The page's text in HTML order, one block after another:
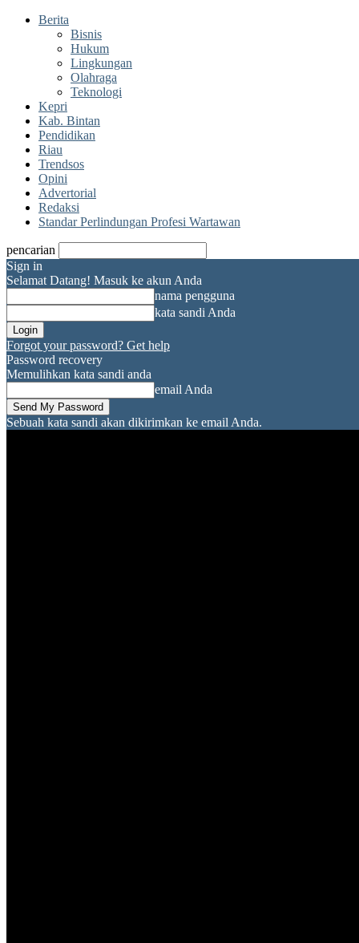
Berita
Bisnis
Hukum
Lingkungan
Olahraga
Teknologi
Kepri
Kab. Bintan
Pendidikan
Riau
Trendsos
Opini
Advertorial
Redaksi
Standar Perlindungan Profesi Wartawan
pencarian
Sign in
Selamat Datang! Masuk ke akun Anda
nama pengguna
kata sandi Anda
Forgot your password? Get help
Password recovery
Memulihkan kata sandi anda
email Anda
Sebuah kata sandi akan dikirimkan ke email Anda.